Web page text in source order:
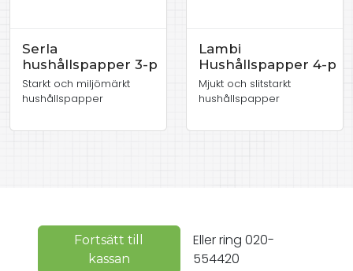
Serla
hushållspapper 3-p
Starkt och miljömärkt
hushållspapper
Lambi
Hushållspapper 4-p
Mjukt och slitstarkt
hushållspapper
Fortsätt till
kassan
Eller ring 020-
554420